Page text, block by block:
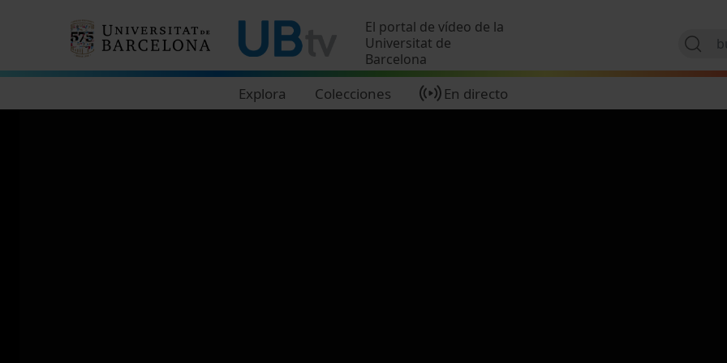
El portal de vídeo de la
Universitat de
Barcelona
Explora Colecciones En directo